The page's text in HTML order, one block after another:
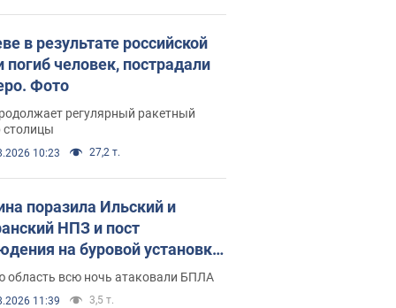
в результате российской
погиб человек, пострадали
Фото
регулярный ракетный
столицы
10:23 27,2 т.
поразила Ильский и
НПЗ и пост
на буровой установке
Генштаб раскрыл детали.
видео
область всю ночь атаковали БПЛА
11:39 3,5 т.